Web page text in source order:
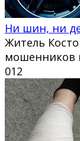
Ни шин, ни
Житель
мошенников
012